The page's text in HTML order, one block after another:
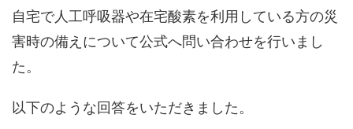
自宅で人工呼吸器や在宅酸素を利用している方の災
害時の備えについて公式へ問い合わせを行いまし
た。
以下のような回答をいただきました。